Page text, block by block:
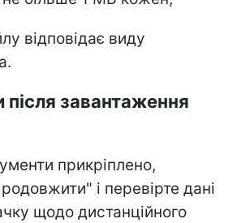
відповідає виду
завантаження
прикріплено,
і перевірте дані
щодо дистанційного